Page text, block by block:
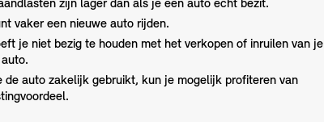
zijn lager dan als je een auto echt bezit.
vaker een nieuwe auto rijden.
je niet bezig te houden met het verkopen of inruilen van je
de auto zakelijk gebruikt, kun je mogelijk profiteren van